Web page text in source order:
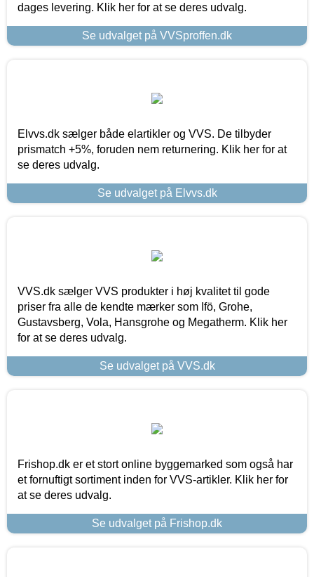
dages levering. Klik her for at se deres udvalg.
Se udvalget på VVSproffen.dk
Elvvs.dk sælger både elartikler og VVS. De tilbyder
prismatch +5%, foruden nem returnering. Klik her for at
se deres udvalg.
Se udvalget på Elvvs.dk
VVS.dk sælger VVS produkter i høj kvalitet til gode
priser fra alle de kendte mærker som Ifö, Grohe,
Gustavsberg, Vola, Hansgrohe og Megatherm. Klik her
for at se deres udvalg.
Se udvalget på VVS.dk
Frishop.dk er et stort online byggemarked som også har
et fornuftigt sortiment inden for VVS-artikler. Klik her for
at se deres udvalg.
Se udvalget på Frishop.dk